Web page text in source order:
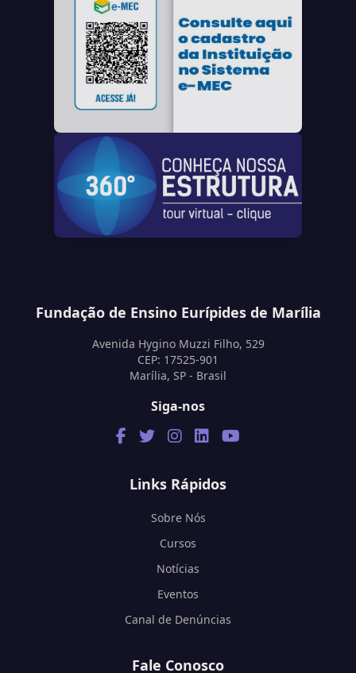
Fundação de Ensino Eurípides de Marília
Avenida Hygino Muzzi Filho, 529
CEP: 17525-901
Marília, SP - Brasil
Siga-nos
Links Rápidos
Sobre Nós
Cursos
Notícias
Eventos
Canal de Denúncias
Fale Conosco